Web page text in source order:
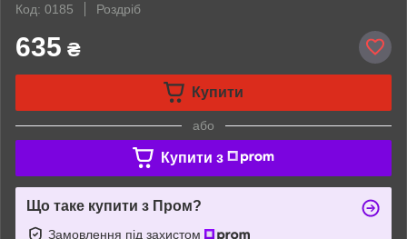
Код: 0185
Роздріб
635 ₴
Купити
або
Купити з
Що таке купити з Пром?
Замовлення під захистом